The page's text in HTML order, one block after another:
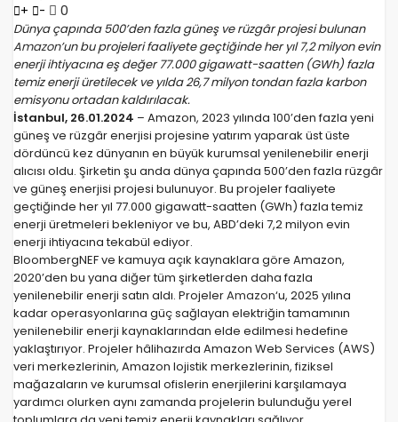
+ - 0
Dünya çapında 500’den fazla güneş ve rüzgâr projesi bulunan
Amazon’un bu projeleri faaliyete geçtiğinde her yıl 7,2 milyon evin
enerji ihtiyacına eş değer 77.000 gigawatt-saatten (GWh) fazla
temiz enerji üretilecek ve yılda 26,7 milyon tondan fazla karbon
emisyonu ortadan kaldırılacak.
İstanbul, 26.01.2024 – Amazon, 2023 yılında 100’den fazla yeni
güneş ve rüzgâr enerjisi projesine yatırım yaparak üst üste
dördüncü kez dünyanın en büyük kurumsal yenilenebilir enerji
alıcısı oldu. Şirketin şu anda dünya çapında 500’den fazla rüzgâr
ve güneş enerjisi projesi bulunuyor. Bu projeler faaliyete
geçtiğinde her yıl 77.000 gigawatt-saatten (GWh) fazla temiz
enerji üretmeleri bekleniyor ve bu, ABD’deki 7,2 milyon evin
enerji ihtiyacına tekabül ediyor.
BloombergNEF ve kamuya açık kaynaklara göre Amazon,
2020’den bu yana diğer tüm şirketlerden daha fazla
yenilenebilir enerji satın aldı. ProjelerAmazon‘u, 2025 yılına
kadar operasyonlarına güç sağlayan elektriğin tamamının
yenilenebilir enerji kaynaklarından elde edilmesi hedefine
yaklaştırıyor. Projeler hâlihazırda Amazon Web Services (AWS)
veri merkezlerinin, Amazon lojistik merkezlerinin, fiziksel
mağazaların ve kurumsal ofislerin enerjilerini karşılamaya
yardımcı olurken aynı zamanda projelerin bulunduğu yerel